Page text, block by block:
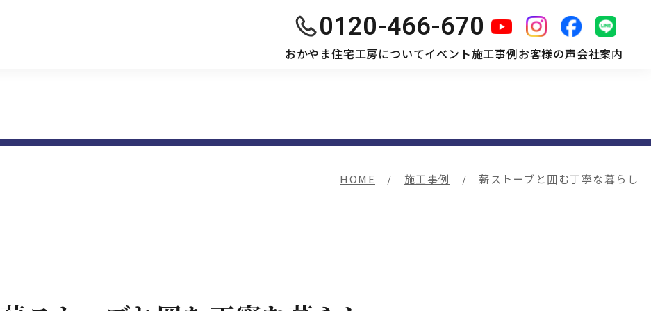
0120-466-670
おかやま住宅工房についてイベント施工事例お客様の声会社案内
HOME 施工事例 薪ストーブと囲む丁寧な暮らし